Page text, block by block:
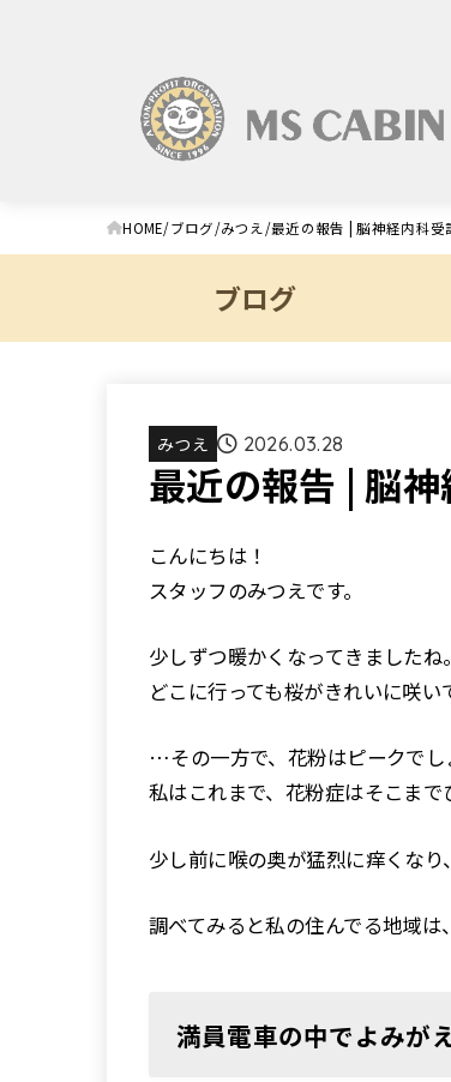
HOME ブログ みつえ 最近の報告 | 脳神経内科受
ブログ
みつえ 2026.03.28
最近の報告 | 脳
こんにちは！
スタッフのみつえです。
少しずつ暖かくなってきましたね。
どこに行っても桜がきれいに咲い
…その一方で、花粉はピークでし
私はこれまで、花粉症はそこまで
少し前に喉の奥が猛烈に痒くなり
調べてみると私の住んでる地域は
満員電車の中でよみが